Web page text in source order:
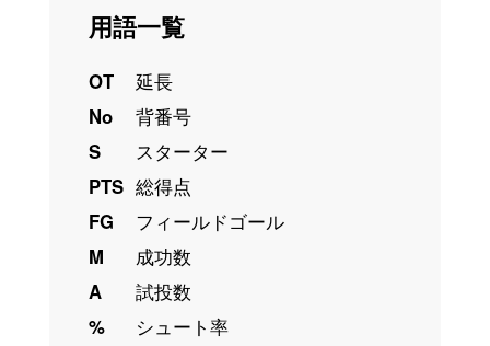
用語一覧
OT
延長
No
背番号
S
スターター
PTS 総得点
FG
フィールドゴール
M
成功数
A
試投数
%
シュート率